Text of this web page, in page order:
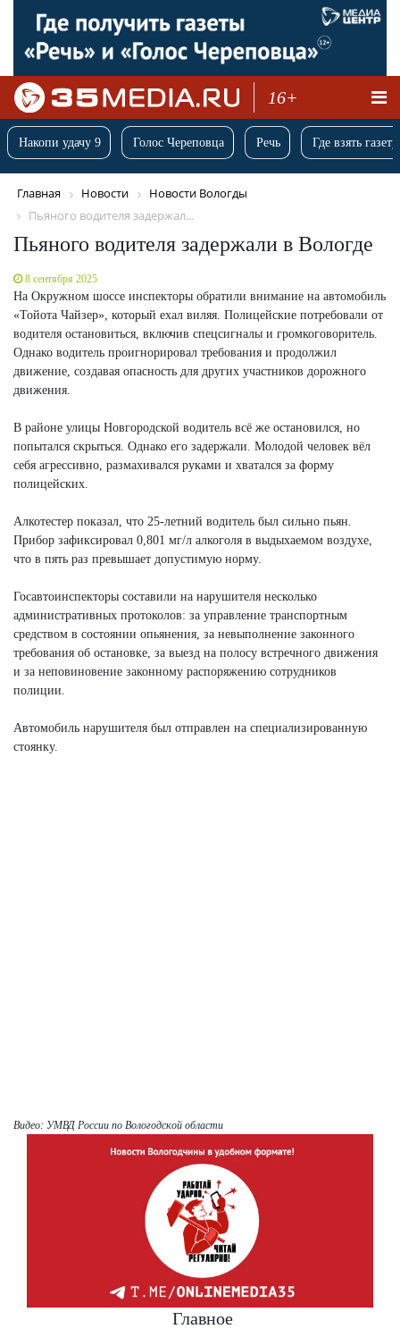
16+
Накопи удачу 9 Голос Череповца Речь Где взять
Главная Новости
Новости Вологды
Пьяного водителя задержал...
Пьяного водителя задержали в Вологде
8 сентября 2025
На Окружном шоссе инспекторы обратили внимание на автомобиль
«Тойота Чайзер», который ехал виляя. Полицейские потребовали от
водителя остановиться, включив спецсигналы и громкоговоритель.
Однако водитель проигнорировал требования и продолжил
движение, создавая опасность для других участников дорожного
движения.
В районе улицы Новгородской водитель всё же остановился, но
попытался скрыться. Однако его задержали. Молодой человек вёл
себя агрессивно, размахивался руками и хватался за форму
полицейских.
Алкотестер показал, что 25-летний водитель был сильно пьян.
Прибор зафиксировал 0,801 мг/л алкоголя в выдыхаемом воздухе,
что в пять раз превышает допустимую норму.
Госавтоинспекторы составили на нарушителя несколько
административных протоколов: за управление транспортным
средством в состоянии опьянения, за невыполнение законного
требования об остановке, за выезд на полосу встречного движения
и за неповиновение законному распоряжению сотрудников
полиции.
Автомобиль нарушителя был отправлен на специализированную
стоянку.
Видео: УМВД России по Вологодской области
Главное